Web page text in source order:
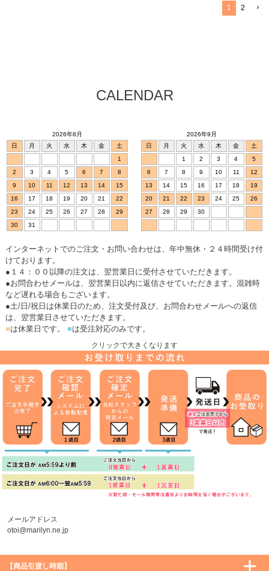
1 2
CALENDAR
2026年8月
日
月 火 水 木 金
土
1
2
3 4 5 6 7
8
9
10 11 12 13 14
15
16
17 18 19 20 21
22
23
24 25 26 27 28
29
30
31
2026年9月
日
月 火 水 木 金
土
1
2 3 4
5
6
7 8 9 10 11
12
13
14 15 16 17 18
19
20
21 22 23 24 25
26
27
28 29 30
インターネットでのご注文・お問い合わせは、年中無休・２４時間受け付
けております。
●１４：００以降の注文は、翌営業日に受付させていただきます。
●お問合わせメールは、翌営業日以内に返信させていただきます。混雑時
など遅れる場合もございます。
●土/日/祝日は休業日のため、注文受付及び、お問合わせメールへの返信
は、翌営業日させていただきます。
■は休業日です。 ■は受注対応のみです。
クリックで大きくなります
メールアドレス
otoi@marilyn.ne.jp
【商品引渡し時期】